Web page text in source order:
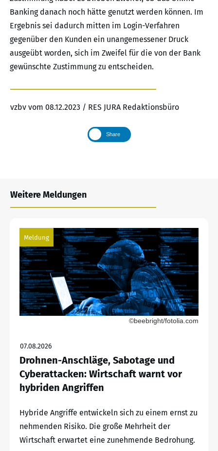
Banking danach noch hätte genutzt werden können. Im
Ergebnis sei dadurch mitten im Login-Verfahren
gegenüber den Kunden ein unangemessener Druck
ausgeübt worden, sich im Zweifel für die von der Bank
gewünschte Zustimmung zu entscheiden.
vzbv vom 08.12.2023 / RES JURA Redaktionsbüro
Share
Weitere Meldungen
Meldung
©beebright/fotolia.com
07.08.2026
Drohnen-Anschläge, Sabotage und
Cyberattacken: Wirtschaft warnt vor
hybriden Angriffen
Hybride Angriffe entwickeln sich zu einem ernst zu
nehmenden Risiko. Die große Mehrheit der
Wirtschaft erwartet eine zunehmende Bedrohung.